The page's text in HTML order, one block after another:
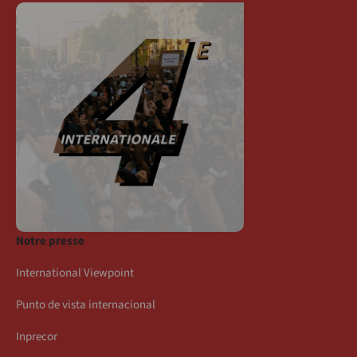
Notre presse
International Viewpoint
Punto de vista internacional
Inprecor